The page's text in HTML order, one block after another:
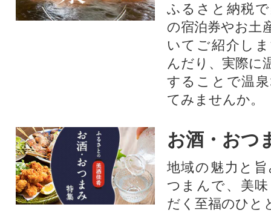
ふるさと納税
の宿泊券やお土
いてご紹介し
んだり、実際に
することで温
てみませんか。
お酒・おつ
地域の魅力と
つまんで、美
だく至福のひと